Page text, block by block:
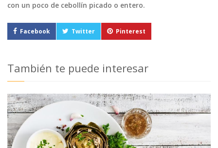
con un poco de cebollín picado o entero.
Facebook Twitter Pinterest
También te puede interesar